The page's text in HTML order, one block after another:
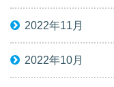
2022年11月
2022年10月